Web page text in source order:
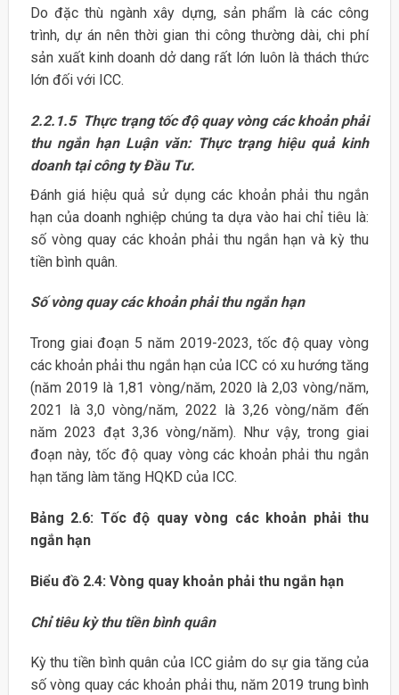
Do đặc thù ngành xây dựng, sản phẩm là các công
trình, dự án nên thời gian thi công thường dài, chi phí
sản xuất kinh doanh dở dang rất lớn luôn là thách thức
lớn đối với ICC.
2.2.1.5 Thực trạng tốc độ quay vòng các khoản phải
thu ngắn hạn Luận văn: Thực trạng hiệu quả kinh
doanh tại công ty Đầu Tư.
Đánh giá hiệu quả sử dụng các khoản phải thu ngắn
hạn của doanh nghiệp chúng ta dựa vào hai chỉ tiêu là:
số vòng quay các khoản phải thu ngắn hạn và kỳ thu
tiền bình quân.
Số vòng quay các khoản phải thu ngắn hạn
Trong giai đoạn 5 năm 2019-2023, tốc độ quay vòng
các khoản phải thu ngắn hạn của ICC có xu hướng tăng
(năm 2019 là 1,81 vòng/năm, 2020 là 2,03 vòng/năm,
2021 là 3,0 vòng/năm, 2022 là 3,26 vòng/năm đến
năm 2023 đạt 3,36 vòng/năm). Như vậy, trong giai
đoạn này, tốc độ quay vòng các khoản phải thu ngắn
hạn tăng làm tăng HQKD của ICC.
Bảng 2.6: Tốc độ quay vòng các khoản phải thu
ngắn hạn
Biểu đồ 2.4: Vòng quay khoản phải thu ngắn hạn
Chỉ tiêu kỳ thu tiền bình quân
Kỳ thu tiền bình quân của ICC giảm do sự gia tăng của
số vòng quay các khoản phải thu, năm 2019 trung bình